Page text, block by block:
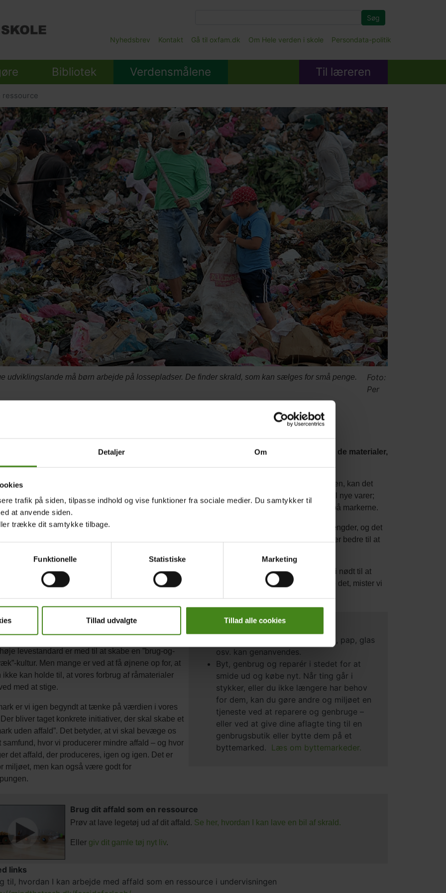
Detaljer Om
trafik på siden, tilpasse indhold og vise funktioner fra sociale medier. Du samtykker til
at anvende siden.
trække dit samtykke tilbage.
Funktionelle Statistiske Marketing
Tillad udvalgte Tillad alle cookies
Main
Submenu
Nyhedsbrev Kontakt Gå til oxfam.dk Om Hele verden i skole Persondata-politik
Søg
Bibliotek Verdensmålene Til læreren
ressource
udviklingslande må børn arbejde på lossepladser. De finder skrald, som kan sælges for små penge.
Foto:
Per
synes du, at dit gamle legetøj eller din mobiltelefon er ubrugelige. Men faktisk indeholder de materialer,
bruges til nye ting.
smider mere end 11 kg affald ud om ugen. Hvis vi sender vores affald de rigtige steder hen, kan det
til at skabe nye ting. Tomme syltetøjsglas kan smeltes om til nyt glas; papir og pap kan blive til nye varer;
kan smeltes om og genanvendes; og slammet fra spildevand kan blive til gødning på markerne.
ressourcer, når ting produceres. Mange af jordens ressourcer findes kun i begrænsede mængder, og det
når de skal udvindes. Hvis vi skal passe på naturen og miljøet, er det derfor vigtigt, at vi bliver bedre til at
vores affald af mange forskellige materialer – metal, plastik, glas og kemikalier. Derfor er vi nødt til at
det grundigt, hvis det skal genanvendes. Når vi brænder vores affald i stedet for at genanvende det, mister vi
Hvad kan du gøre:
Sortér dit affald, så metal, plast, pap, glas
osv. kan genanvendes.
Byt, genbrug og reparér i stedet for at
smide ud og købe nyt. Når ting går i
stykker, eller du ikke længere har behov
for dem, kan du gøre andre og miljøet en
tjeneste ved at reparere og genbruge –
eller ved at give dine aflagte ting til en
genbrugsbutik eller bytte dem på et
byttemarked. Læs om byttemarkeder.
var gode til at se værdien i affald.
levestandard er med til at skabe en ”brug-og-
kultur. Men mange er ved at få øjnene op for, at
ikke kan holde til, at vores forbrug af råmaterialer
med at stige.
er vi igen begyndt at tænke på værdien i vores
bliver taget konkrete initiativer, der skal skabe et
uden affald”. Det betyder, at vi skal bevæge os
samfund, hvor vi producerer mindre affald – og hvor
det affald, der produceres, igen og igen. Det er
miljøet, men kan også være godt for
Brug dit affald som en ressource
Prøv at lave legetøj ud af dit affald. Se her, hvordan I kan lave en bil af skrald.
Eller giv dit gamle tøj nyt liv.
links
til, hvordan I kan arbejde med affald som en ressource i undervisningen